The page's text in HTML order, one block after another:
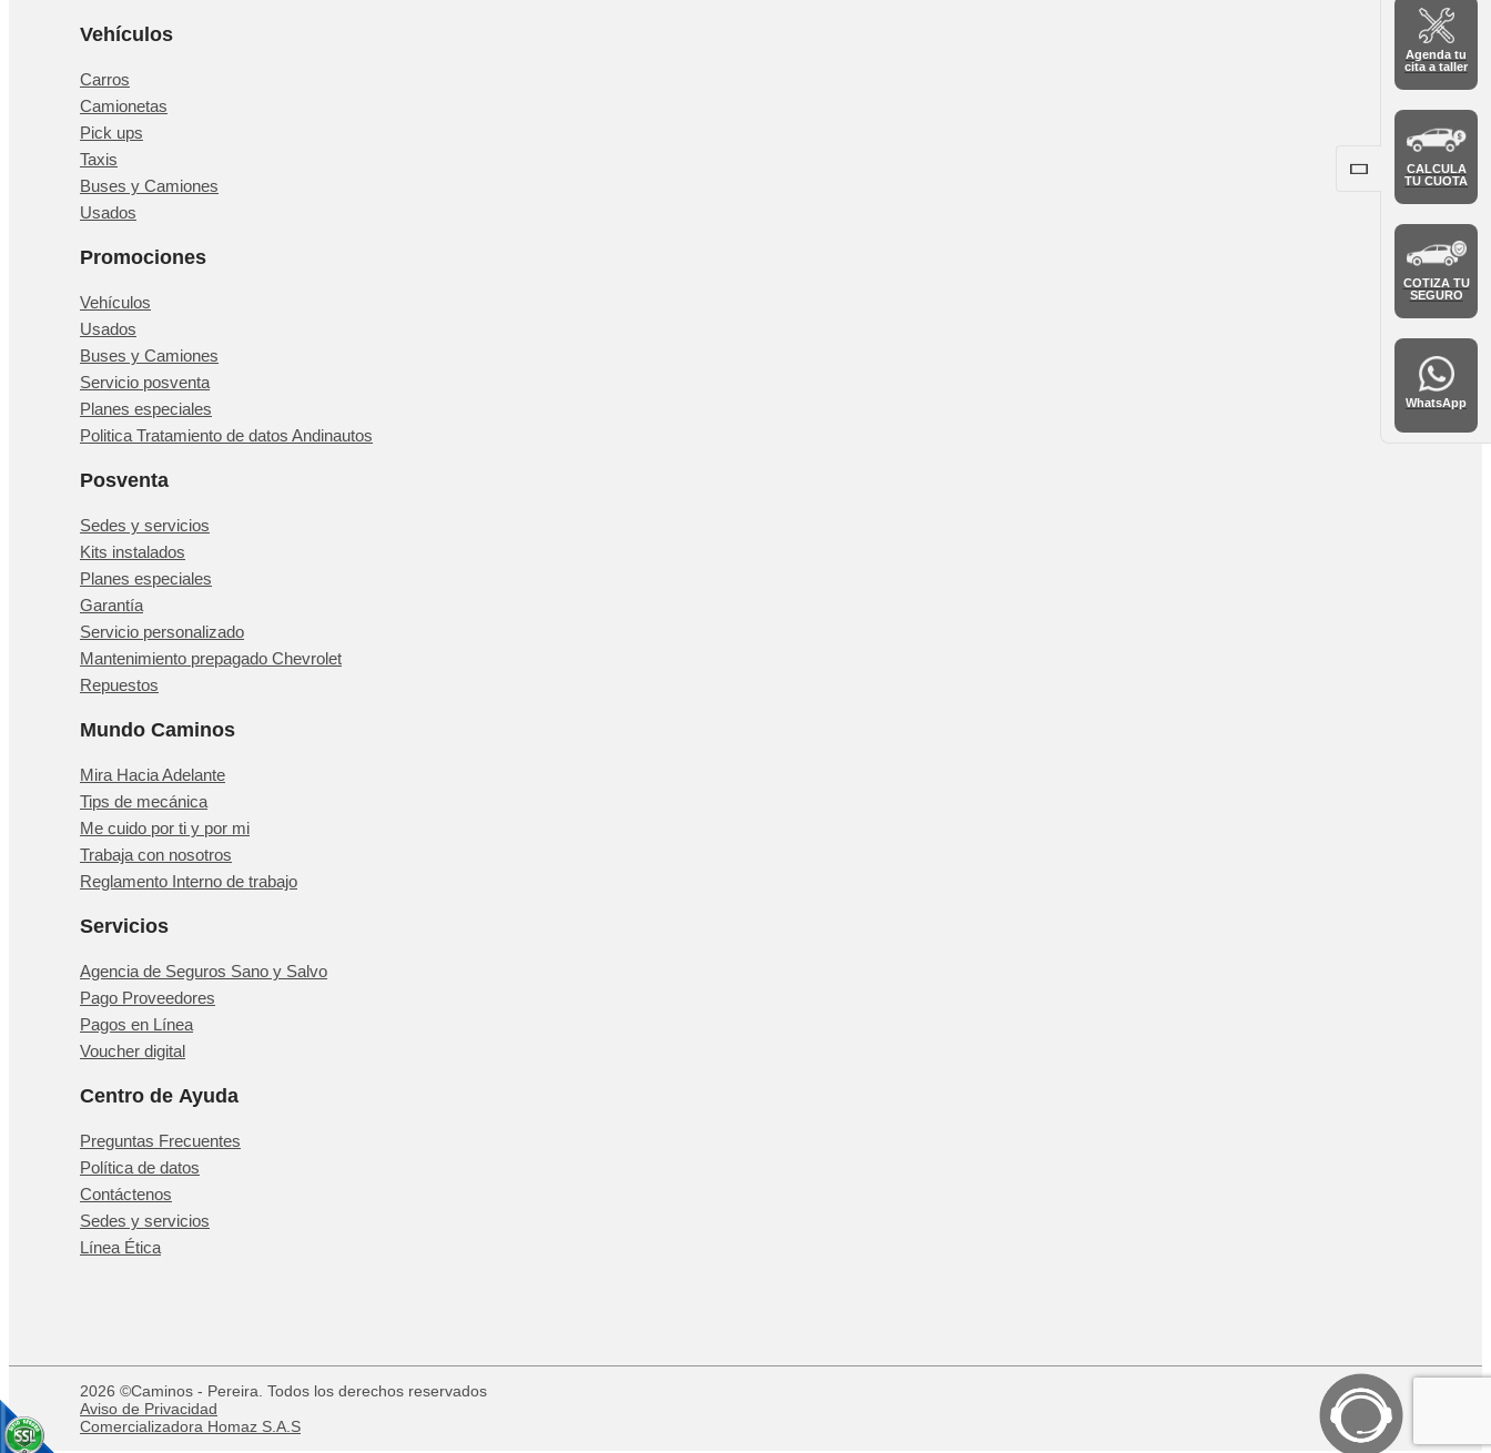
Agenda tu
cita a taller
CALCULA
TU CUOTA
COTIZA TU
SEGURO
WhatsApp
Vehículos
Carros
Camionetas
Pick ups
Taxis
Buses y Camiones
Usados
Promociones
Vehículos
Usados
Buses y Camiones
Servicio posventa
Planes especiales
Politica Tratamiento de datos Andinautos
Posventa
Sedes y servicios
Kits instalados
Planes especiales
Garantía
Servicio personalizado
Mantenimiento prepagado Chevrolet
Repuestos
Mundo Caminos
Mira Hacia Adelante
Tips de mecánica
Me cuido por ti y por mi
Trabaja con nosotros
Reglamento Interno de trabajo
Servicios
Agencia de Seguros Sano y Salvo
Pago Proveedores
Pagos en Línea
Voucher digital
Centro de Ayuda
Preguntas Frecuentes
Política de datos
Contáctenos
Sedes y servicios
Línea Ética
2026 ©Caminos - Pereira. Todos los derechos reservados
Aviso de Privacidad
Comercializadora Homaz S.A.S